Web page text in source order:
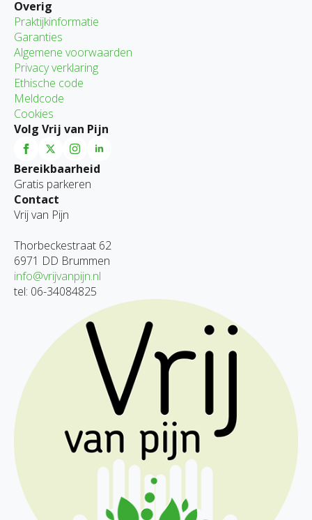
Overig
Praktijkinformatie
Garanties
Algemene voorwaarden
Privacy verklaring
Ethische code
Meldcode
Cookies
Volg Vrij van Pijn
Bereikbaarheid
Gratis parkeren
Contact
Vrij van Pijn
Thorbeckestraat 62
6971 DD Brummen
info@vrijvanpijn.nl
tel: 06-34084825